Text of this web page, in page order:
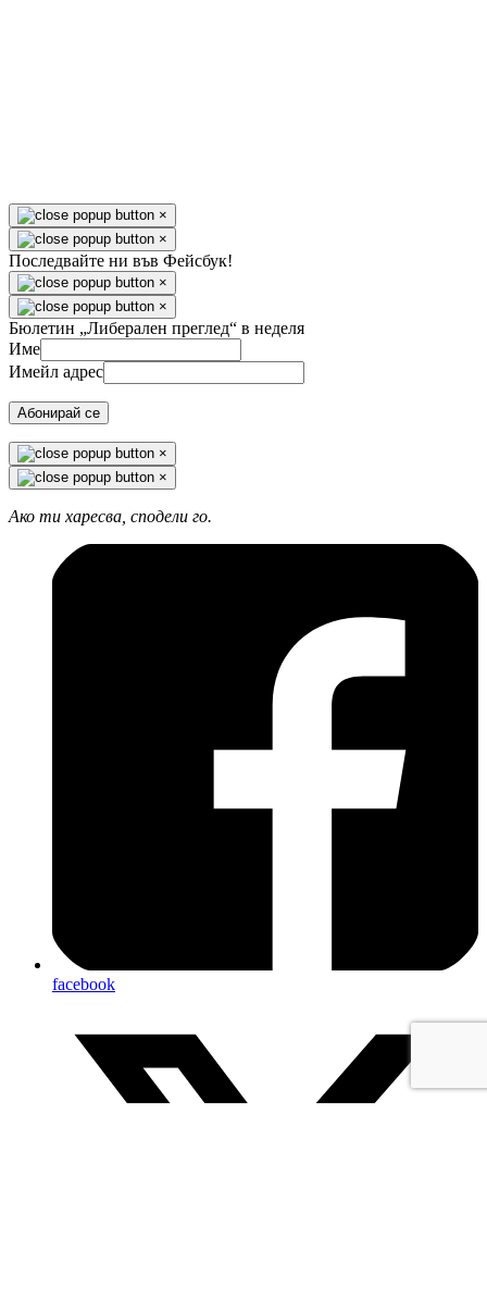
×
×
Последвайте ни във Фейсбук!
×
×
Бюлетин „Либерален преглед“ в неделя
Име
Имейл адрес
Абонирай се
×
×
Ако ти харесва, сподели го.
facebook